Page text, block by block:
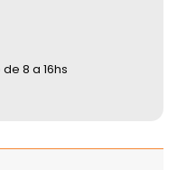
8 a 16hs